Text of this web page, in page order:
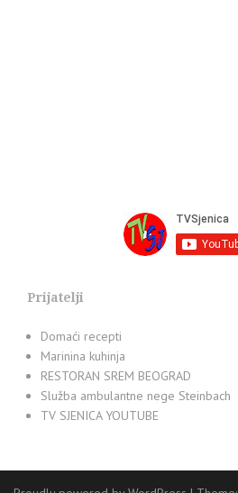
Prijatelji
Domaći recepti
Marinina kuhinja
RESTORAN SREM BEOGRAD
Služba ambulantne nege Steinbach
TV SJENICA YOUTUBE